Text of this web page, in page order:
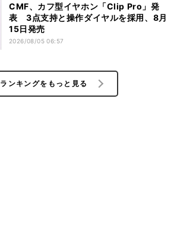
CMF、カフ型イヤホン「Clip Pro」発
表 3点支持と操作ダイヤルを採用、8月
15日発売
2026/08/05 06:57
ランキングをもっと見る